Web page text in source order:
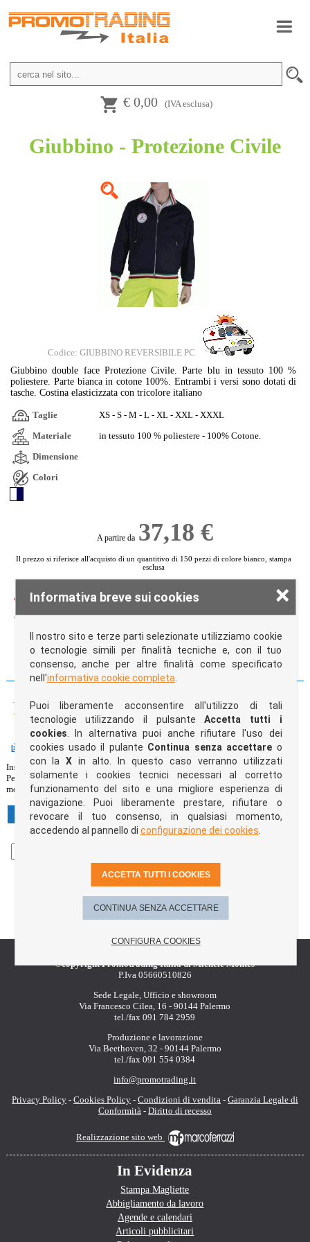
€ 0,00 (IVA esclusa)
Giubbino - Protezione Civile
Codice: GIUBBINO REVERSIBILE PC
Giubbino double face Protezione Civile. Parte blu in tessuto 100 %
poliestere. Parte bianca in cotone 100%. Entrambi i versi sono dotati di
tasche. Costina elasticizzata con tricolore italiano
Taglie
XS - S - M - L - XL - XXL - XXXL
Materiale
in tessuto 100 % poliestere - 100% Cotone.
Dimensione
Colori
A partire da 37,18 €
Il prezzo si riferisce all'acquisto di un quantitivo di 150 pezzi di colore bianco, stampa
esclusa
Tag:cotone/poliestere
CONDIVIDI SU:
Personalizza e acquista il prodotto
Quantità e colori
Inserisci il quantitativo per ogni colore nelle caselle di testo sottostanti.
Per ogni modifica effettuata il box blu "Riepilogo preventivo " sulla destra
mostrerà costantemente l'ammontare della tua spesa per l'articolo selezionato.
S M L XL XXL
XXXL
Indietro step 1 di 6 Avanti
©copyright Promotrading Italia di Michele Montes
P.Iva 05660510826
Sede Legale, Ufficio e showroom
Via Francesco Cilea, 16 - 90144 Palermo
tel./fax 091 784 2959
Produzione e lavorazione
Via Beethoven, 32 - 90144 Palermo
tel./fax 091 554 0384
info@promotrading.it
Privacy Policy- Cookies Policy- Condizioni di vendita- Garanzia Legale di
Conformità- Diritto di recesso
Realizzazione sito web
In Evidenza
Stampa Magliette
Abbigliamento da lavoro
Agende e calendari
Articoli pubblicitari
Informativa breve sui cookies ×
Il nostro sito e terze parti selezionate utilizziamo cookie
o tecnologie simili per finalità tecniche e, con il tuo
consenso, anche per altre finalità come specificato
nell'informativa cookie completa
Puoi liberamente acconsentire all'utilizzo di tali
tecnologie utilizzando il pulsanteAccetta tutti i
cookies . In alternativa puoi anche rifiutare l'uso dei
cookies usado il pulante Continua senza accettare o
con laX in alto. In questo caso verranno utilizzati
solamente i cookies tecnici necessari al corretto
funzionamento del sito e una migliore esperienza di
navigazione. Puoi liberamente prestare, rifiutare o
revocare il tuo consenso, in qualsiasi momento,
accedendo al pannello di configurazione dei cookies
CONFIGURA COOKIES
CONTINUA SENZA ACCETTARE
ACCETTA TUTTI I COOKIES